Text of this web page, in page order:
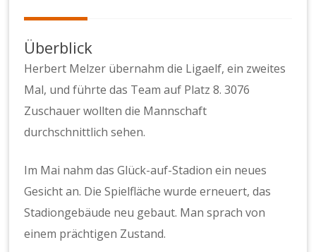
Überblick
Herbert Melzer übernahm die Ligaelf, ein zweites
Mal, und führte das Team auf Platz 8. 3076
Zuschauer wollten die Mannschaft
durchschnittlich sehen.
Im Mai nahm das Glück-auf-Stadion ein neues
Gesicht an. Die Spielfläche wurde erneuert, das
Stadiongebäude neu gebaut. Man sprach von
einem prächtigen Zustand.